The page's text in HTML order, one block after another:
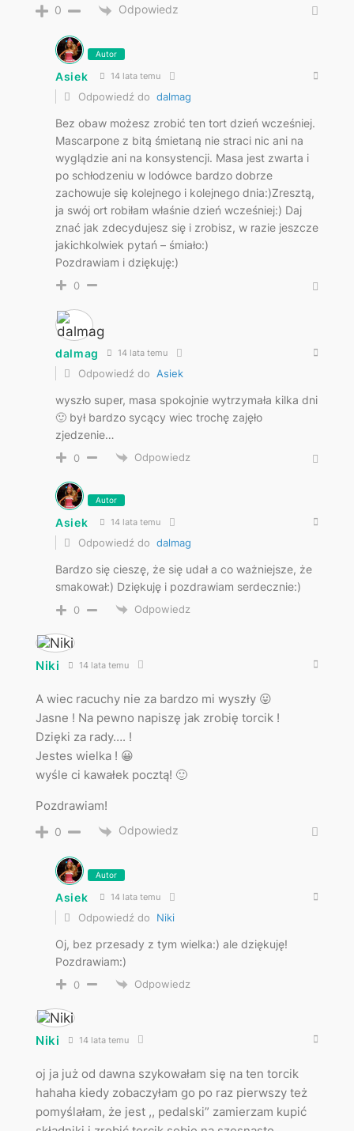
0 Odpowiedz
Autor
Asiek 14 lata temu
Odpowiedź do dalmag
Bez obaw możesz zrobić ten tort dzień wcześniej.
Mascarpone z bitą śmietaną nie straci nic ani na
wyglądzie ani na konsystencji. Masa jest zwarta i
po schłodzeniu w lodówce bardzo dobrze
zachowuje się kolejnego i kolejnego dnia:)Zresztą,
ja swój ort robiłam właśnie dzień wcześniej:) Daj
znać jak zdecydujesz się i zrobisz, w razie jeszcze
jakichkolwiek pytań – śmiało:)
Pozdrawiam i dziękuję:)
0
dalmag 14 lata temu
Odpowiedź do Asiek
wyszło super, masa spokojnie wytrzymała kilka dni
🙂 był bardzo sycący wiec trochę zajęło
zjedzenie…
0 Odpowiedz
Autor
Asiek 14 lata temu
Odpowiedź do dalmag
Bardzo się cieszę, że się udał a co ważniejsze, że
smakował:) Dziękuję i pozdrawiam serdecznie:)
0 Odpowiedz
Niki 14 lata temu
A wiec racuchy nie za bardzo mi wyszły 😛
Jasne ! Na pewno napiszę jak zrobię torcik !
Dzięki za rady…. !
Jestes wielka ! 😀
wyśle ci kawałek pocztą! 🙂
Pozdrawiam!
0 Odpowiedz
Autor
Asiek 14 lata temu
Odpowiedź do Niki
Oj, bez przesady z tym wielka:) ale dziękuję!
Pozdrawiam:)
0 Odpowiedz
Niki 14 lata temu
oj ja już od dawna szykowałam się na ten torcik
hahaha kiedy zobaczyłam go po raz pierwszy też
pomyślałam, że jest ,, pedalski” zamierzam kupić